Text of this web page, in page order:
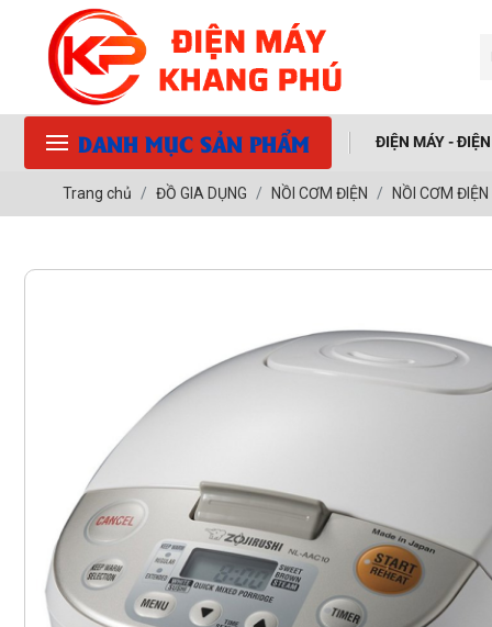
DANH MỤC SẢN PHẨM ĐIỆN MÁY -
Trang chủ ĐỒ GIA DỤNG NỒI CƠM ĐIỆN NỒI CƠM